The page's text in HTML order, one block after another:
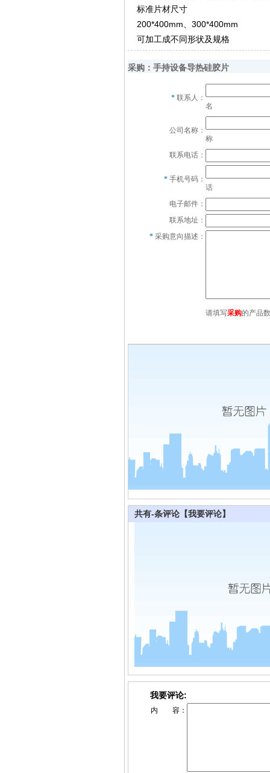
标准片材尺寸
200*400mm、300*400mm
可加工成不同形状及规格
采购：手持设备导热硅胶片
* 联系人：
名
公司名称：
称
联系电话：
* 手机号码：
话
电子邮件：
联系地址：
* 采购意向描述：
请填写采购的产品
共有-条评论 【我要评论】
我要评论:
内 容：